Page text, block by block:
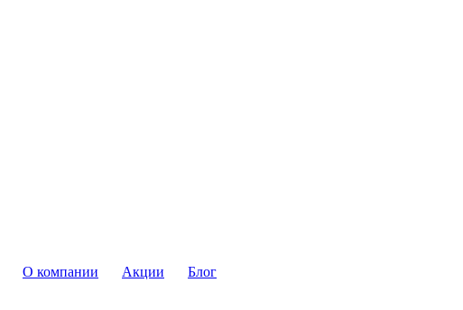
О компании Акции
Блог